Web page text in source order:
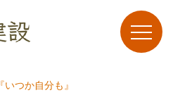
『いつか自分も』